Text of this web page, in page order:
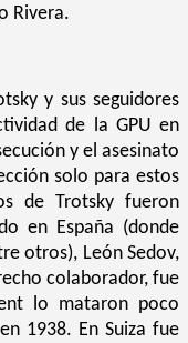
Rivera.
y sus seguidores
de la GPU en
y el asesinato
solo para estos
de Trotsky fueron
en España (donde
otros), León Sedov,
colaborador, fue
lo mataron poco
1938. En Suiza fue